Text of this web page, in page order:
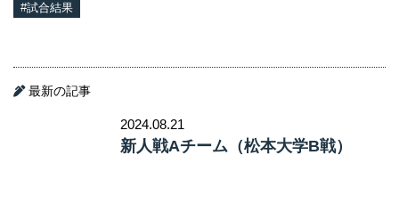
#試合結果
最新の記事
2024.08.21
新人戦Aチーム（松本大学B戦）